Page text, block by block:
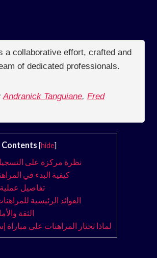
a collaborative effort, crafted and
of dedicated professionals.
Andranick Tanguiane, Fred
Contents [hide]
نظرة مركزة على
كيفية البدء في
تفاصيل عملية
الفوائد الرئيسية
الثقة
لماذا تختار المراهنات على مباراة